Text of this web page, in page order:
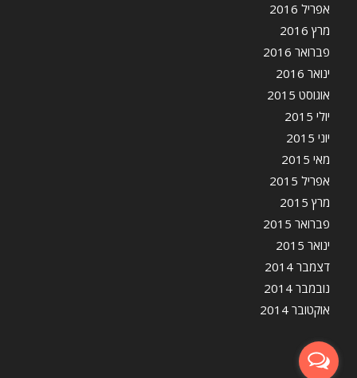
אפריל 2016
מרץ 2016
פברואר 2016
ינואר 2016
אוגוסט 2015
יולי 2015
יוני 2015
מאי 2015
אפריל 2015
מרץ 2015
פברואר 2015
ינואר 2015
דצמבר 2014
נובמבר 2014
אוקטובר 2014